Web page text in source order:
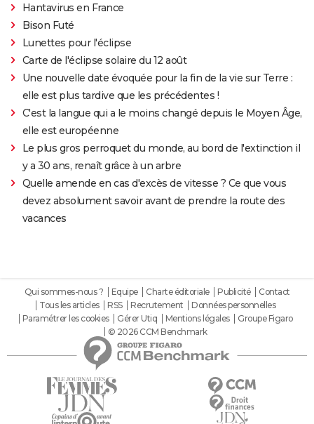
Hantavirus en France
Bison Futé
Lunettes pour l'éclipse
Carte de l'éclipse solaire du 12 août
Une nouvelle date évoquée pour la fin de la vie sur Terre :
elle est plus tardive que les précédentes !
C'est la langue qui a le moins changé depuis le Moyen Âge,
elle est européenne
Le plus gros perroquet du monde, au bord de l'extinction il
y a 30 ans, renaît grâce à un arbre
Quelle amende en cas d'excès de vitesse ? Ce que vous
devez absolument savoir avant de prendre la route des
vacances
Qui sommes-nous ? Equipe Charte éditoriale Publicité
Contact
Tous les articles
RSS Recrutement
Données personnelles
Paramétrer les cookies
Gérer Utiq Mentions légales
Groupe Figaro
© 2026 CCM Benchmark